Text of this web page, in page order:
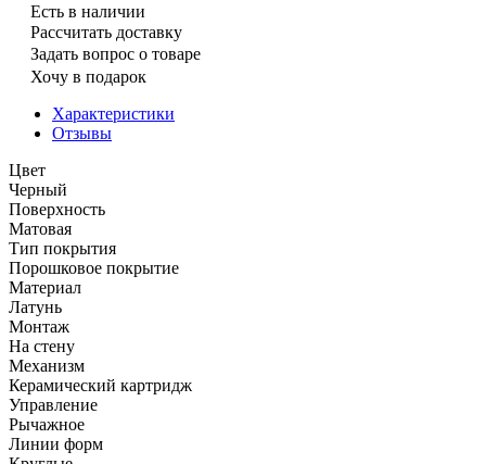
Есть в наличии
Рассчитать доставку
Задать вопрос о товаре
Хочу в подарок
Характеристики
Отзывы
Цвет
Черный
Поверхность
Матовая
Тип покрытия
Порошковое покрытие
Материал
Латунь
Монтаж
На стену
Механизм
Керамический картридж
Управление
Рычажное
Линии форм